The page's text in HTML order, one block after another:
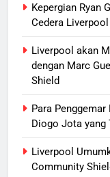
Kepergian Ryan
Cedera
Liverpool akan
dengan Marc
Shield
Para
Diogo Jota yang
Liverpool
Community